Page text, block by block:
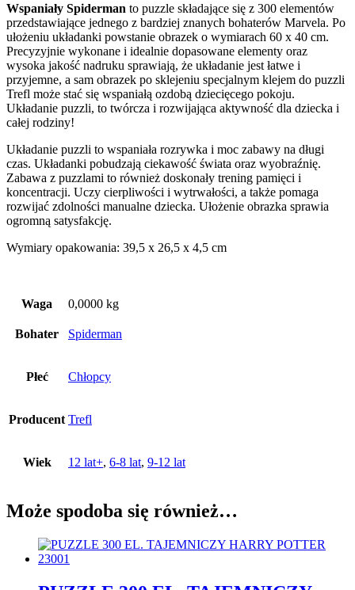
Wspaniały Spiderman to puzzle składające się z 300 elementów
przedstawiające jednego z bardziej znanych bohaterów Marvela. Po
ułożeniu układanki powstanie obrazek o wymiarach 60 x 40 cm.
Precyzyjnie wykonane i idealnie dopasowane elementy oraz
wysoka jakość nadruku sprawiają, że układanie jest łatwe i
przyjemne, a sam obrazek po sklejeniu specjalnym klejem do puzzli
Trefl może stać się wspaniałą ozdobą dziecięcego pokoju.
Układanie puzzli, to twórcza i rozwijająca aktywność dla dziecka i
całej rodziny!
Układanie puzzli to wspaniała rozrywka i moc zabawy na długi
czas. Układanki pobudzają ciekawość świata oraz wyobraźnię.
Zabawa z puzzlami to również doskonały trening pamięci i
koncentracji. Uczy cierpliwości i wytrwałości, a także pomaga
rozwijać zdolności manualne dziecka. Ułożenie obrazka sprawia
ogromną satysfakcję.
Wymiary opakowania: 39,5 x 26,5 x 4,5 cm
Waga 0,0000 kg
Bohater Spiderman
Płeć Chłopcy
Producent Trefl
Wiek 12 lat+, 6-8 lat, 9-12 lat
Może spodoba się również…